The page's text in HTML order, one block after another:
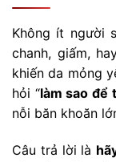
Không ít người
chanh, giấm,
khiến da mỏng
hỏi “làm sao để
nỗi băn khoăn
Câu trả lời là